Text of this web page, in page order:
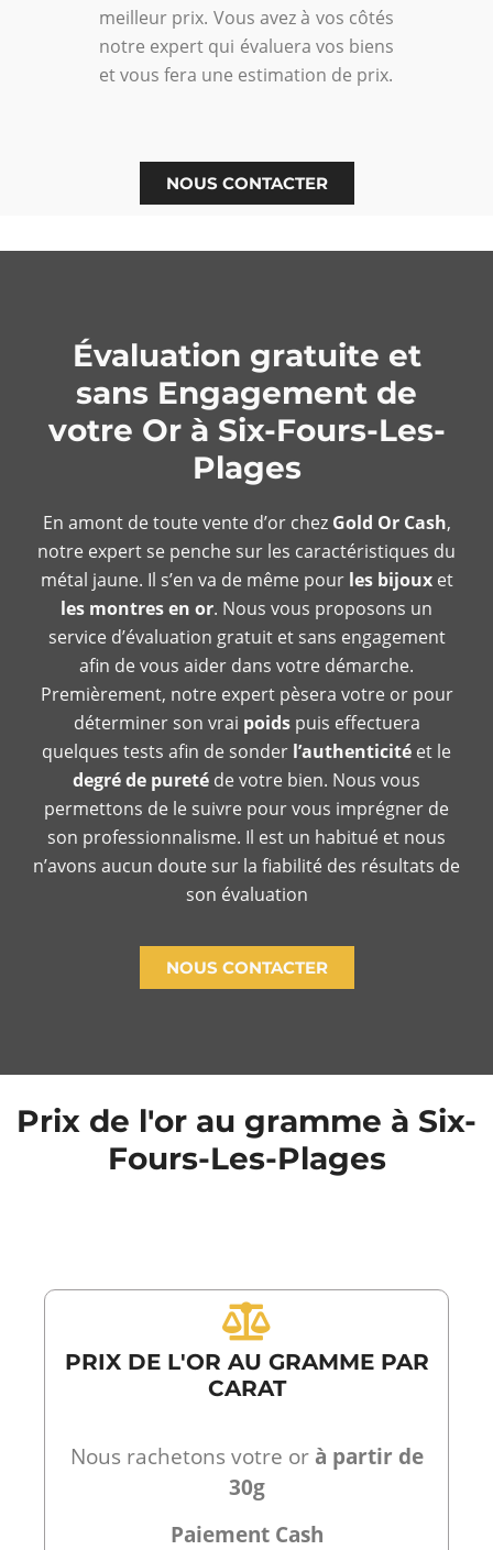
meilleur prix. Vous avez à vos côtés
notre expert qui évaluera vos biens
et vous fera une estimation de prix.
NOUS CONTACTER
Évaluation gratuite et
sans Engagement de
votre Or à Six-Fours-Les-
Plages
En amont de toute vente d’or chez Gold Or Cash,
notre expert se penche sur les caractéristiques du
métal jaune. Il s’en va de même pour les bijouxet
les montres en or. Nous vous proposons un
service d’évaluation gratuit et sans engagement
afin de vous aider dans votre démarche.
Premièrement, notre expert pèsera votre or pour
déterminer son vrai poidspuis effectuera
quelques tests afin de sonder l’authenticité et le
degré de pureté de votre bien. Nous vous
permettons de le suivre pour vous imprégner de
son professionnalisme. Il est un habitué et nous
n’avons aucun doute sur la fiabilité des résultats de
son évaluation
NOUS CONTACTER
Prix de l'or au gramme à Six-
Fours-Les-Plages
PRIX DE L'OR AU GRAMME PAR
CARAT
Nous rachetons votre orà partir de
30g
Paiement Cash